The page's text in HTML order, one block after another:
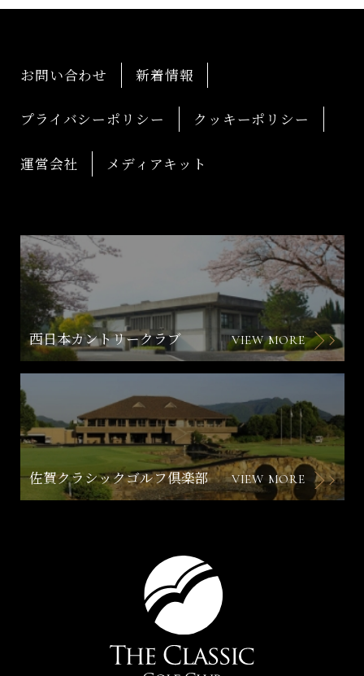
お問い合わせ 新着情報
プライバシーポリシー クッキーポリシー
運営会社 メディアキット
西日本カントリークラブ VIEW MORE
佐賀クラシックゴルフ倶楽部 VIEW MORE